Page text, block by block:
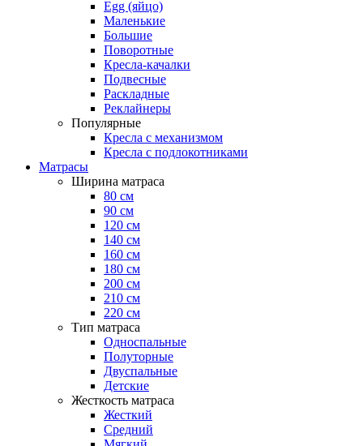
Egg (яйцо)
Маленькие
Большие
Поворотные
Кресла-качалки
Подвесные
Раскладные
Реклайнеры
Популярные
Кресла с механизмом
Кресла с подлокотниками
Матрасы
Ширина матраса
80 см
90 см
120 см
140 см
160 см
180 см
200 см
210 см
220 см
Тип матраса
Односпальные
Полуторные
Двуспальные
Детские
Жесткость матраса
Жесткий
Средний